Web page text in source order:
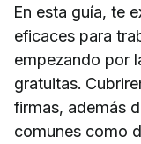
En esta guía, te
eficaces para
empezando por
gratuitas.
firmas, además
comunes como